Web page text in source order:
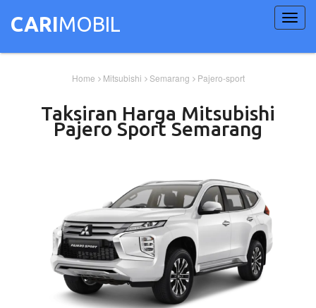
CARIMOBIL
Home Mitsubishi Semarang Pajero-sport
Taksiran Harga Mitsubishi
Pajero Sport Semarang